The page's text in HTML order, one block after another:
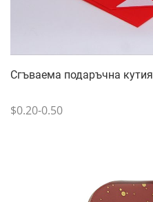
Сгъваема подаръчна кутия
$0.20-0.50